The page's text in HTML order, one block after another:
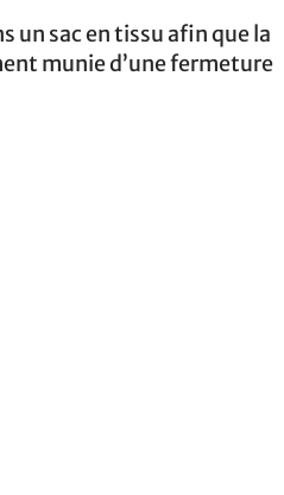
un sac en tissu afin que la
munie d’une fermeture